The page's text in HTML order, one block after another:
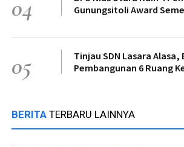
04
Gunungsitoli Award
05
Tinjau SDN Lasara
Pembangunan 6 Ruang
BERITA TERBARU LAINNYA